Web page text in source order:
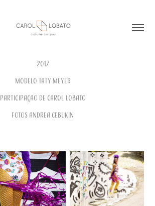
2017
Modelo Taty Meyer
participaçao de Carol Lobato
fotos Andrea Cebukin